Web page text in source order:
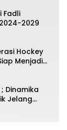
Fadli
2024-2029
Hockey
Menjadi
Dinamika
Jelang